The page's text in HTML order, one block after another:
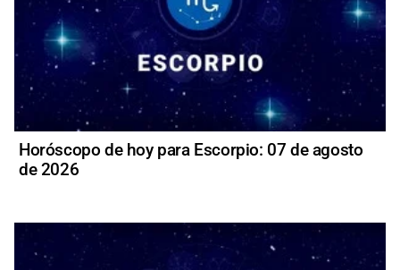
Horóscopo de hoy para Escorpio: 07 de agosto
de 2026